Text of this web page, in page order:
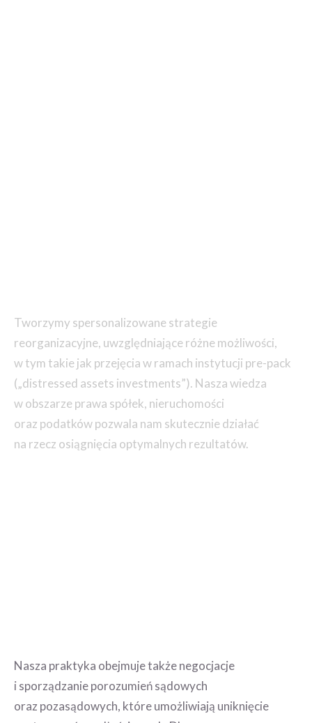
Tworzymy spersonalizowane strategie
reorganizacyjne, uwzględniające różne możliwości,
w tym takie jak przejęcia w ramach instytucji pre-pack
(„distressed assets investments”). Nasza wiedza
w obszarze prawa spółek, nieruchomości
oraz podatków pozwala nam skutecznie działać
na rzecz osiągnięcia optymalnych rezultatów.
Nasza praktyka obejmuje także negocjacje
i sporządzanie porozumień sądowych
oraz pozasądowych, które umożliwiają uniknięcie